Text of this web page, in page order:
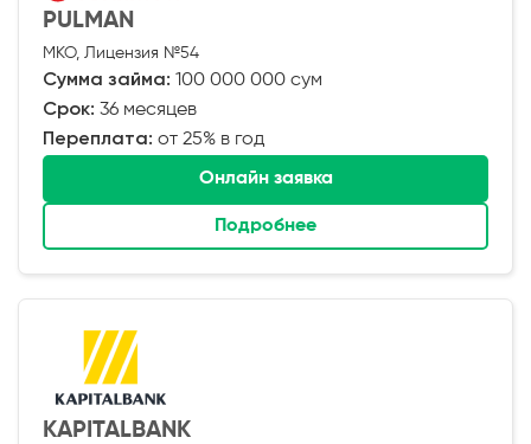
PULMAN
МКО, Лицензия №54
Сумма займа: 100 000 000 сум
Срок: 36 месяцев
Переплата: от 25% в год
Онлайн заявка
Подробнее
KAPITALBANK